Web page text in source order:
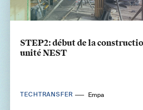
STEP2: début de la
unité NEST
TECHTRANSFER Empa